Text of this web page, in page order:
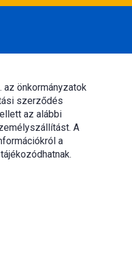
önkormányzatok
szerződés
az alábbi
A
a